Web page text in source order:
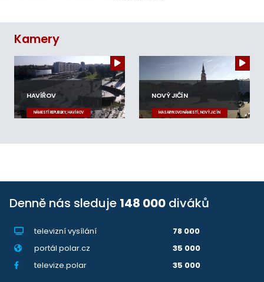
Kamery
HAVÍŘOV
NÁMĚSTÍ REPUBLIKY, HAVÍŘOV
NOVÝ JIČÍN
MASARYKOVO NÁMĚSTÍ, NOVÝ JIČÍN
Denně nás sleduje 148 000 diváků
televizní vysílání
78 000
portál polar.cz
35 000
televize.polar
35 000